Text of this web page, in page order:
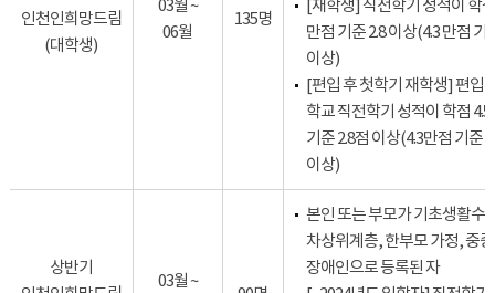
인천인희망드림
(대학생)
03월 ~
06월
135명
[재학생] 직전학기 성적이 학
만점 기준 2.8 이상(4.3 만점 기
이상)
[편입 후 첫학기 재학생] 편입
학교 직전학기 성적이 학점
기준 2.8점 이상(4.3만점 기준
이상)
상반기
03월 ~
본인 또는 부모가 기초생활수
차상위계층, 한부모 가정, 중증
장애인으로 등록된 자